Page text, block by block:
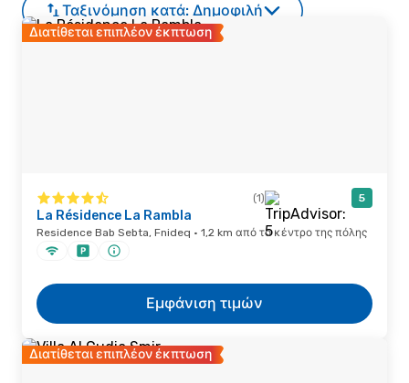
Ταξινόμηση κατά: Δημοφιλή
Διατίθεται επιπλέον έκπτωση
(1) 5
La Résidence La Rambla
Residence Bab Sebta, Fnideq · 1,2 km από το κέντρο της πόλης
Εμφάνιση τιμών
Διατίθεται επιπλέον έκπτωση